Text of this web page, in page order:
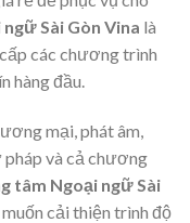
Sài Gòn Vina là
các chương trình
hàng đầu.
mại, phát âm,
pháp và cả chương
tâm Ngoại ngữ Sài
cải thiện trình độ